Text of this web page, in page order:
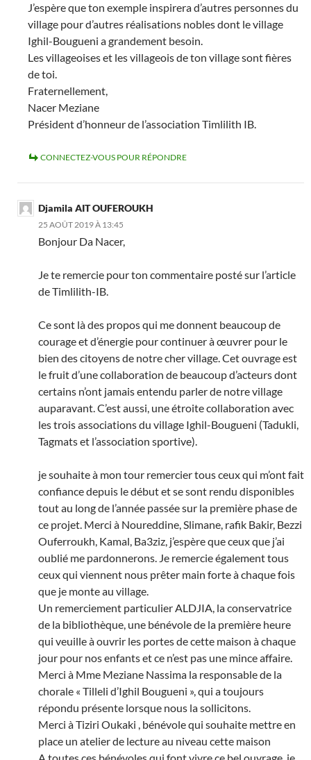
J’espère que ton exemple inspirera d’autres personnes du
village pour d’autres réalisations nobles dont le village
Ighil-Bougueni a grandement besoin.
Les villageoises et les villageois de ton village sont fières
de toi.
Fraternellement,
Nacer Meziane
Président d’honneur de l’association Timlilith IB.
CONNECTEZ-VOUS POUR RÉPONDRE
Djamila AIT OUFEROUKH
25 AOÛT 2019 À 13:45
Bonjour Da Nacer,
Je te remercie pour ton commentaire posté sur l’article
de Timlilith-IB.
Ce sont là des propos qui me donnent beaucoup de
courage et d’énergie pour continuer à œuvrer pour le
bien des citoyens de notre cher village. Cet ouvrage est
le fruit d’une collaboration de beaucoup d’acteurs dont
certains n’ont jamais entendu parler de notre village
auparavant. C’est aussi, une étroite collaboration avec
les trois associations du village Ighil-Bougueni (Tadukli,
Tagmats et l’association sportive).
je souhaite à mon tour remercier tous ceux qui m’ont fait
confiance depuis le début et se sont rendu disponibles
tout au long de l’année passée sur la première phase de
ce projet. Merci à Noureddine, Slimane, rafik Bakir, Bezzi
Ouferroukh, Kamal, Ba3ziz, j’espère que ceux que j’ai
oublié me pardonnerons. Je remercie également tous
ceux qui viennent nous prêter main forte à chaque fois
que je monte au village.
Un remerciement particulier ALDJIA, la conservatrice
de la bibliothèque, une bénévole de la première heure
qui veuille à ouvrir les portes de cette maison à chaque
jour pour nos enfants et ce n’est pas une mince affaire.
Merci à Mme Meziane Nassima la responsable de la
chorale « Tilleli d’Ighil Bougueni », qui a toujours
répondu présente lorsque nous la sollicitons.
Merci à Tiziri Oukaki , bénévole qui souhaite mettre en
place un atelier de lecture au niveau cette maison